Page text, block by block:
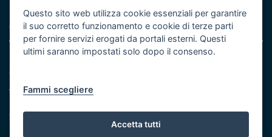
Iniziativa finanziata con risorse del POR Puglia 2014/2020 -
Asse XI
Note legali
Cookie e privacy
Atti di notifica
Servizi Intranet
Questo sito web utilizza cookie essenziali per garantire
il suo corretto funzionamento e cookie di terze parti
per fornire servizi erogati da portali esterni. Questi
ultimi saranno impostati solo dopo il consenso.
Fammi scegliere
Accetta tutti